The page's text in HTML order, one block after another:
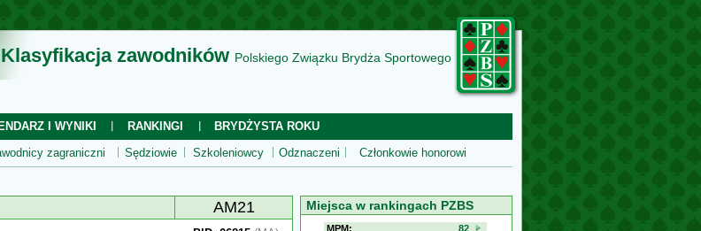
Klasyfikacja zawodników Polskiego Związku Brydża Sportowego
I WYNIKI RANKINGI
BRYDŻYSTA ROKU
zagraniczni Sędziowie Szkoleniowcy Odznaczeni Członkowie honorowi
AM21 Miejsca w rankingach PZBS
MPM:
82